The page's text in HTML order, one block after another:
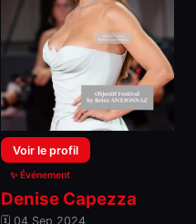
Voir le profil
✨ Événement
Denise Capezza
🗓 04 Sep 2024